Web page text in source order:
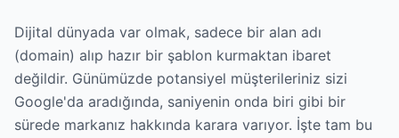
Dijital dünyada var olmak, sadece bir alan adı
(domain) alıp hazır bir şablon kurmaktan ibaret
değildir. Günümüzde potansiyel müşterileriniz sizi
Google'da aradığında, saniyenin onda biri gibi bir
sürede markanız hakkında karara varıyor. İşte tam bu